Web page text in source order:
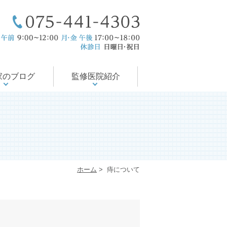
のブログ
の病気
治療
後サポート
・論文
の徒然日記 監修医院紹介
ドクター紹介
当院のコンセプト
入院対応可能
診療案内
診療時間
アクセス
ホーム > 痔について